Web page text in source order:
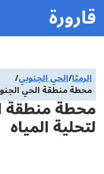
قارورة
الرمثا/الحي الجنوبي/
محطة منطقة الحي
محطة منطقة
لتحلية المياه